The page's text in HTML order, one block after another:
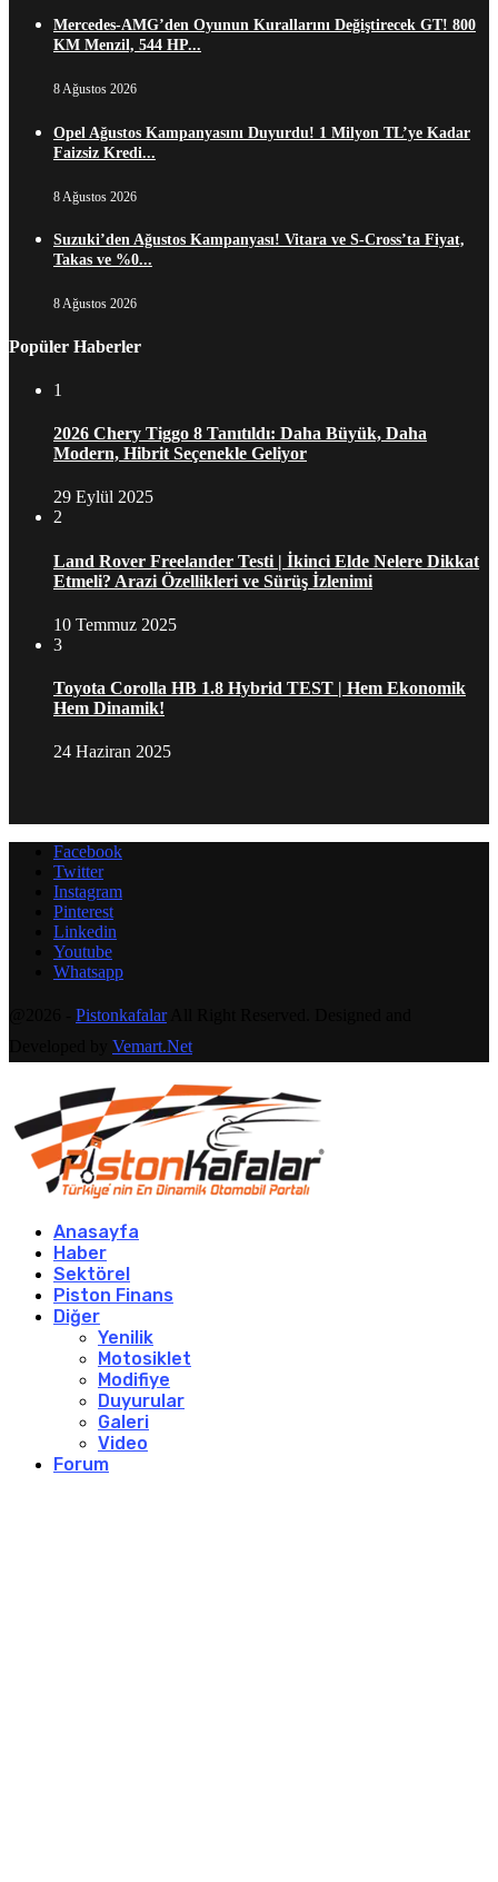
Mercedes-AMG’den Oyunun Kurallarını Değiştirecek GT! 800
KM Menzil, 544 HP...
8 Ağustos 2026
Opel Ağustos Kampanyasını Duyurdu! 1 Milyon TL’ye Kadar
Faizsiz Kredi...
8 Ağustos 2026
Suzuki’den Ağustos Kampanyası! Vitara ve S-Cross’ta Fiyat,
Takas ve %0...
8 Ağustos 2026
Popüler Haberler
1
2026 Chery Tiggo 8 Tanıtıldı: Daha Büyük, Daha
Modern, Hibrit Seçenekle Geliyor
29 Eylül 2025
2
Land Rover Freelander Testi | İkinci Elde Nelere Dikkat
Etmeli? Arazi Özellikleri ve Sürüş İzlenimi
10 Temmuz 2025
3
Toyota Corolla HB 1.8 Hybrid TEST | Hem Ekonomik
Hem Dinamik!
24 Haziran 2025
Facebook
Twitter
Instagram
Pinterest
Linkedin
Youtube
Whatsapp
PistonkafalarAll Right Reserved. Designed and
Vemart.Net
Anasayfa
Haber
Sektörel
Piston Finans
Diğer
Yenilik
Motosiklet
Modifiye
Duyurular
Galeri
Video
Forum